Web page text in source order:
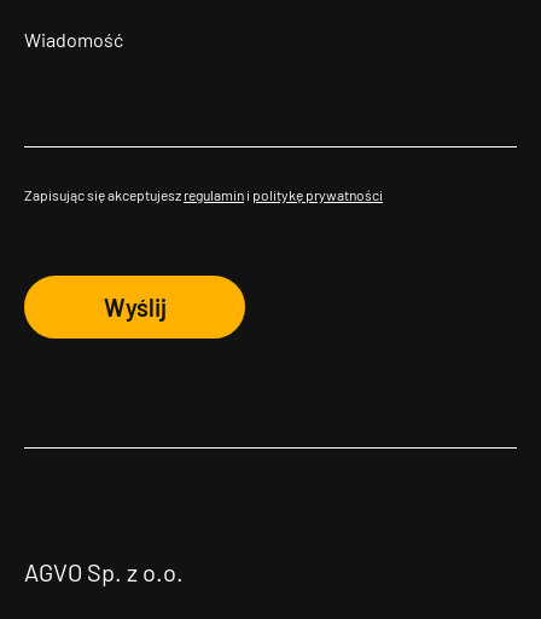
Zapisując się akceptujesz regulamin i politykę prywatności
Wyślij
AGVO Sp. z o.o.